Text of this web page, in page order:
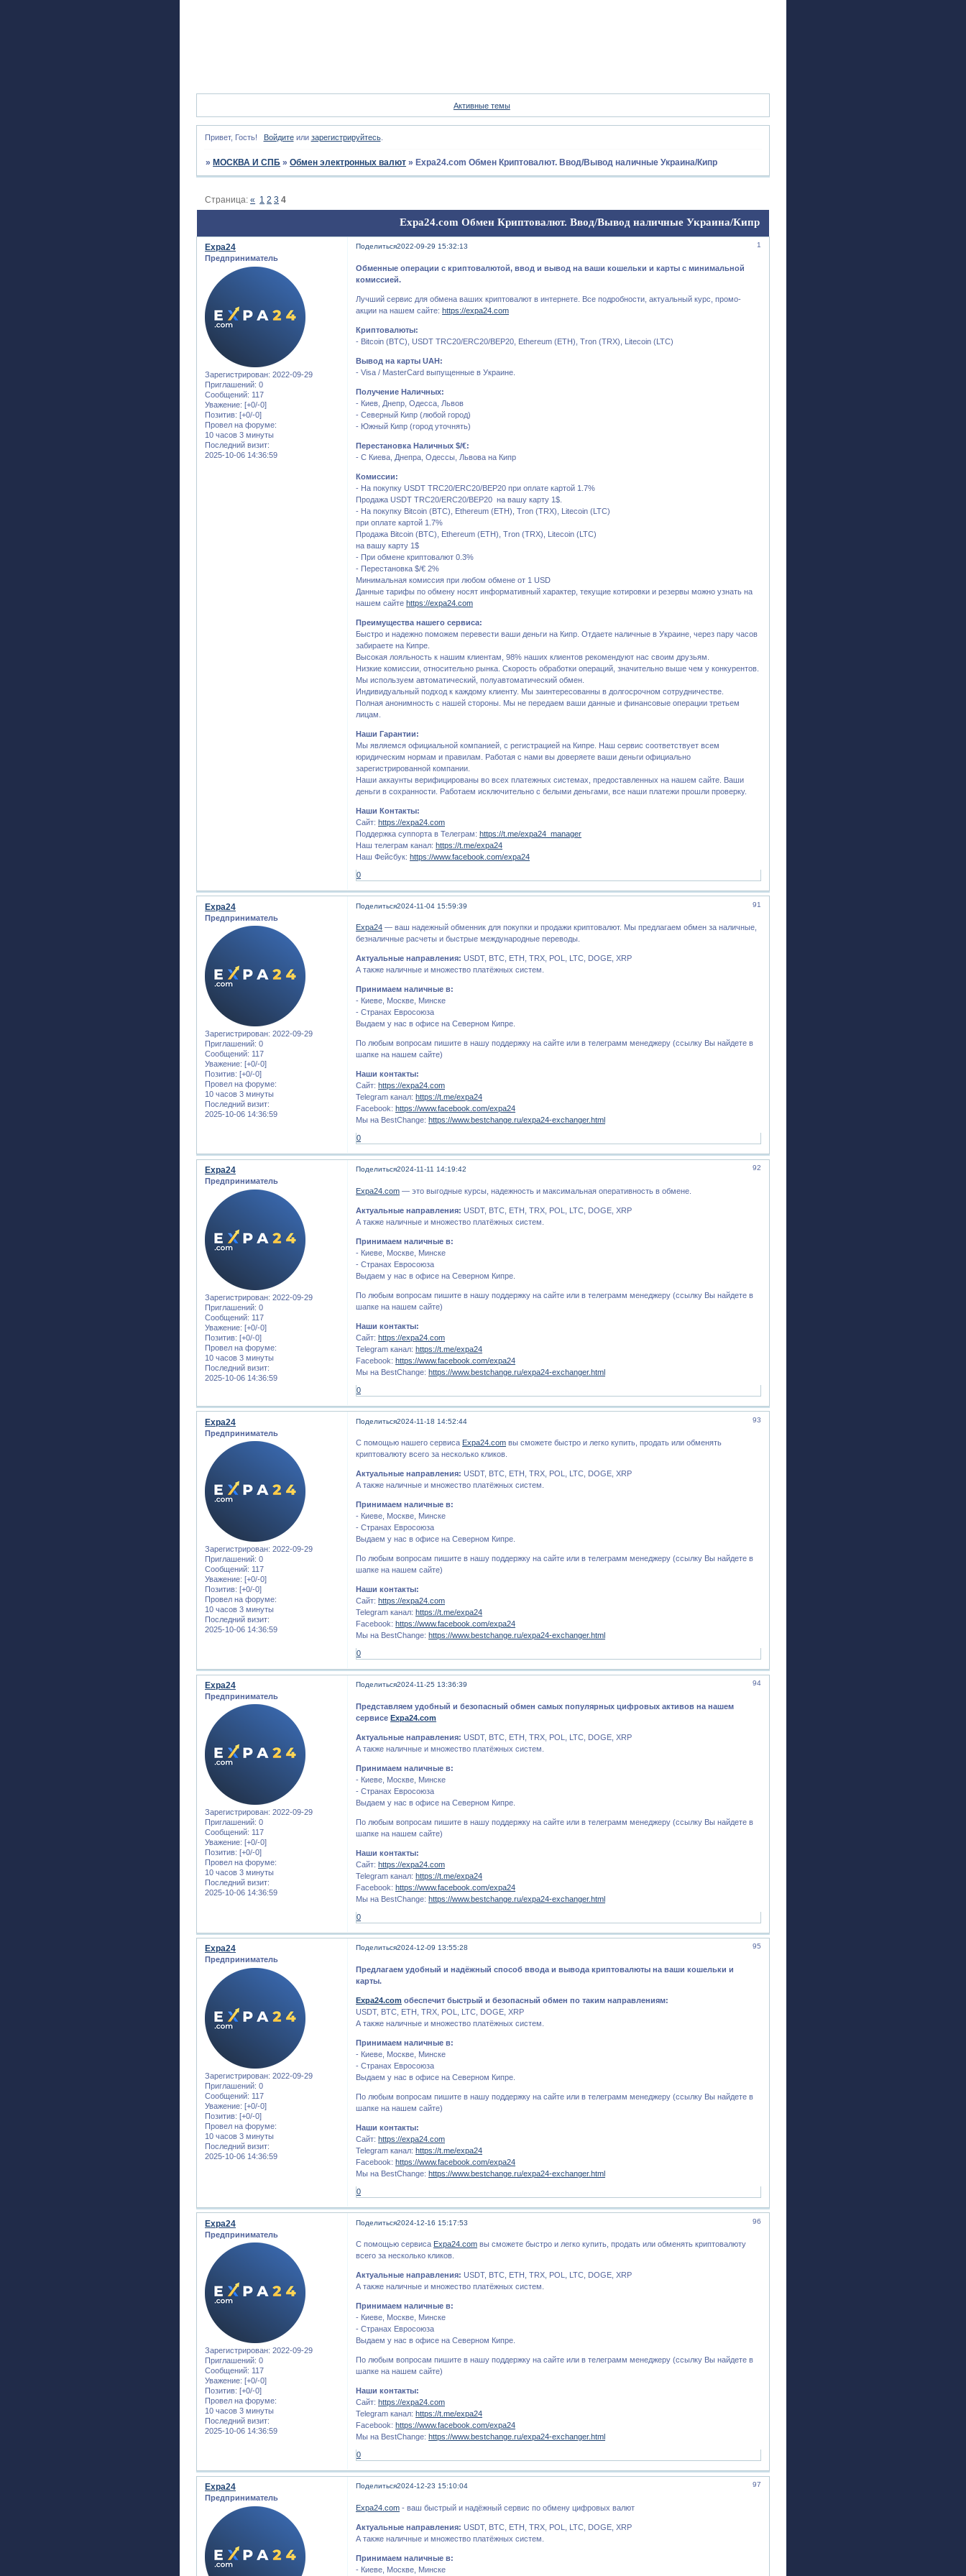
Активные темы
Привет, Гость! Войдитеили зарегистрируйтесь.
» МОСКВА И СПБ »Обмен электронных валют » Expa24.com Обмен Криптовалют. Ввод/Вывод наличные Украина/Кипр
Expa24.com Обмен Криптовалют. Ввод/Вывод наличные Украина/Кипр
Страница:« 1 2 3 4
Поделиться 1
2022-09-29 15:32:13
Expa24
Предприниматель
Зарегистрирован: 2022-09-29
Приглашений: 0
Сообщений: 117
Уважение: [+0/-0]
Позитив: [+0/-0]
Провел на форуме:
10 часов 3 минуты
Последний визит:
2025-10-06 14:36:59
Обменные операции с криптовалютой, ввод и вывод на ваши кошельки и карты с минимальной
комиссией.
Лучший сервис для обмена ваших криптовалют в интернете. Все подробности, актуальный курс, промо-
акции на нашем сайте:https://expa24.com
Криптовалюты:
- Bitcoin (BTC), USDT TRC20/ERC20/BEP20, Ethereum (ETH), Tron (TRX), Litecoin (LTC)
Вывод на карты UAH:
- Visa / MasterCard выпущенные в Украине.
Получение Наличных:
- Киев, Днепр, Одесса, Львов
- Северный Кипр (любой город)
- Южный Кипр (город уточнять)
Перестановка Наличных $/€:
- C Киева, Днепра, Одессы, Львова на Кипр
Комиссии:
- На покупку USDT TRC20/ERC20/BEP20 при оплате картой 1.7%
Продажа USDT TRC20/ERC20/BEP20 на вашу карту 1$.
- На покупку Bitcoin (BTC), Ethereum (ETH), Tron (TRX), Litecoin (LTC)
при оплате картой 1.7%
Продажа Bitcoin (BTC), Ethereum (ETH), Tron (TRX), Litecoin (LTC)
на вашу карту 1$
- При обмене криптовалют 0.3%
- Перестановка $/€ 2%
Минимальная комиссия при любом обмене от 1 USD
Данные тарифы по обмену носят информативный характер, текущие котировки и резервы можно узнать на
нашем сайтеhttps://expa24.com
Преимущества нашего сервиса:
Быстро и надежно поможем перевести ваши деньги на Кипр. Отдаете наличные в Украине, через пару часов
забираете на Кипре.
Высокая лояльность к нашим клиентам, 98% наших клиентов рекомендуют нас своим друзьям.
Низкие комиссии, относительно рынка. Скорость обработки операций, значительно выше чем у конкурентов.
Мы используем автоматический, полуавтоматический обмен.
Индивидуальный подход к каждому клиенту. Мы заинтересованны в долгосрочном сотрудничестве.
Полная анонимность с нашей стороны. Мы не передаем ваши данные и финансовые операции третьем
лицам.
Наши Гарантии:
Мы являемся официальной компанией, с регистрацией на Кипре. Наш сервис соответствует всем
юридическим нормам и правилам. Работая с нами вы доверяете ваши деньги официально
зарегистрированной компании.
Наши аккаунты верифицированы во всех платежных системах, предоставленных на нашем сайте. Ваши
деньги в сохранности. Работаем исключительно с белыми деньгами, все наши платежи прошли проверку.
Наши Контакты:
Сайт:https://expa24.com
Поддержка суппорта в Телеграм:https://t.me/expa24_manager
Наш телеграм канал:https://t.me/expa24
Наш Фейсбук:https://www.facebook.com/expa24
0
Поделиться 91
2024-11-04 15:59:39
Expa24
Предприниматель
Зарегистрирован: 2022-09-29
Приглашений: 0
Сообщений: 117
Уважение: [+0/-0]
Позитив: [+0/-0]
Провел на форуме:
10 часов 3 минуты
Последний визит:
2025-10-06 14:36:59
Expa24 — ваш надежный обменник для покупки и продажи криптовалют. Мы предлагаем обмен за наличные,
безналичные расчеты и быстрые международные переводы.
Актуальные направления: USDT, BTC, ETH, TRX, POL, LTC, DOGE, XRP
А также наличные и множество платёжных систем.
Принимаем наличные в:
- Киеве, Москве, Минске
- Странах Евросоюза
Выдаем у нас в офисе на Северном Кипре.
По любым вопросам пишите в нашу поддержку на сайте или в телеграмм менеджеру (ссылку Вы найдете в
шапке на нашем сайте)
Наши контакты:
Сайт: https://expa24.com
Telegram канал: https://t.me/expa24
Facebook: https://www.facebook.com/expa24
Мы на BestChange: https://www.bestchange.ru/expa24-exchanger.html
0
Поделиться 92
2024-11-11 14:19:42
Expa24
Предприниматель
Зарегистрирован: 2022-09-29
Приглашений: 0
Сообщений: 117
Уважение: [+0/-0]
Позитив: [+0/-0]
Провел на форуме:
10 часов 3 минуты
Последний визит:
2025-10-06 14:36:59
Expa24.com — это выгодные курсы, надежность и максимальная оперативность в обмене.
Актуальные направления: USDT, BTC, ETH, TRX, POL, LTC, DOGE, XRP
А также наличные и множество платёжных систем.
Принимаем наличные в:
- Киеве, Москве, Минске
- Странах Евросоюза
Выдаем у нас в офисе на Северном Кипре.
По любым вопросам пишите в нашу поддержку на сайте или в телеграмм менеджеру (ссылку Вы найдете в
шапке на нашем сайте)
Наши контакты:
Сайт:https://expa24.com
Telegram канал:https://t.me/expa24
Facebook:https://www.facebook.com/expa24
Мы на BestChange:https://www.bestchange.ru/expa24-exchanger.html
0
Поделиться 93
2024-11-18 14:52:44
Expa24
Предприниматель
Зарегистрирован: 2022-09-29
Приглашений: 0
Сообщений: 117
Уважение: [+0/-0]
Позитив: [+0/-0]
Провел на форуме:
10 часов 3 минуты
Последний визит:
2025-10-06 14:36:59
С помощью нашего сервиса Expa24.com вы сможете быстро и легко купить, продать или обменять
криптовалюту всего за несколько кликов.
Актуальные направления: USDT, BTC, ETH, TRX, POL, LTC, DOGE, XRP
А также наличные и множество платёжных систем.
Принимаем наличные в:
- Киеве, Москве, Минске
- Странах Евросоюза
Выдаем у нас в офисе на Северном Кипре.
По любым вопросам пишите в нашу поддержку на сайте или в телеграмм менеджеру (ссылку Вы найдете в
шапке на нашем сайте)
Наши контакты:
Сайт:https://expa24.com
Telegram канал:https://t.me/expa24
Facebook:https://www.facebook.com/expa24
Мы на BestChange:https://www.bestchange.ru/expa24-exchanger.html
0
Поделиться 94
2024-11-25 13:36:39
Expa24
Предприниматель
Зарегистрирован: 2022-09-29
Приглашений: 0
Сообщений: 117
Уважение: [+0/-0]
Позитив: [+0/-0]
Провел на форуме:
10 часов 3 минуты
Последний визит:
2025-10-06 14:36:59
Представляем удобный и безопасный обмен самых популярных цифровых активов на нашем
сервисеExpa24.com
Актуальные направления: USDT, BTC, ETH, TRX, POL, LTC, DOGE, XRP
А также наличные и множество платёжных систем.
Принимаем наличные в:
- Киеве, Москве, Минске
- Странах Евросоюза
Выдаем у нас в офисе на Северном Кипре.
По любым вопросам пишите в нашу поддержку на сайте или в телеграмм менеджеру (ссылку Вы найдете в
шапке на нашем сайте)
Наши контакты:
Сайт:https://expa24.com
Telegram канал:https://t.me/expa24
Facebook:https://www.facebook.com/expa24
Мы на BestChange:https://www.bestchange.ru/expa24-exchanger.html
0
Поделиться 95
2024-12-09 13:55:28
Expa24
Предприниматель
Зарегистрирован: 2022-09-29
Приглашений: 0
Сообщений: 117
Уважение: [+0/-0]
Позитив: [+0/-0]
Провел на форуме:
10 часов 3 минуты
Последний визит:
2025-10-06 14:36:59
Предлагаем удобный и надёжный способ ввода и вывода криптовалюты на ваши кошельки и
карты.
Expa24.com обеспечит быстрый и безопасный обмен по таким направлениям:
USDT, BTC, ETH, TRX, POL, LTC, DOGE, XRP
А также наличные и множество платёжных систем.
Принимаем наличные в:
- Киеве, Москве, Минске
- Странах Евросоюза
Выдаем у нас в офисе на Северном Кипре.
По любым вопросам пишите в нашу поддержку на сайте или в телеграмм менеджеру (ссылку Вы найдете в
шапке на нашем сайте)
Наши контакты:
Сайт:https://expa24.com
Telegram канал:https://t.me/expa24
Facebook:https://www.facebook.com/expa24
Мы на BestChange:https://www.bestchange.ru/expa24-exchanger.html
0
Поделиться 96
2024-12-16 15:17:53
Expa24
Предприниматель
Зарегистрирован: 2022-09-29
Приглашений: 0
Сообщений: 117
Уважение: [+0/-0]
Позитив: [+0/-0]
Провел на форуме:
10 часов 3 минуты
Последний визит:
2025-10-06 14:36:59
С помощью сервиса Expa24.com вы сможете быстро и легко купить, продать или обменять криптовалюту
всего за несколько кликов.
Актуальные направления: USDT, BTC, ETH, TRX, POL, LTC, DOGE, XRP
А также наличные и множество платёжных систем.
Принимаем наличные в:
- Киеве, Москве, Минске
- Странах Евросоюза
Выдаем у нас в офисе на Северном Кипре.
По любым вопросам пишите в нашу поддержку на сайте или в телеграмм менеджеру (ссылку Вы найдете в
шапке на нашем сайте)
Наши контакты:
Сайт: https://expa24.com
Telegram канал: https://t.me/expa24
Facebook: https://www.facebook.com/expa24
Мы на BestChange: https://www.bestchange.ru/expa24-exchanger.html
0
Поделиться 97
2024-12-23 15:10:04
Expa24
Предприниматель
Expa24.com - ваш быстрый и надёжный сервис по обмену цифровых валют
Актуальные направления: USDT, BTC, ETH, TRX, POL, LTC, DOGE, XRP
А также наличные и множество платёжных систем.
Принимаем наличные в:
- Киеве, Москве, Минске